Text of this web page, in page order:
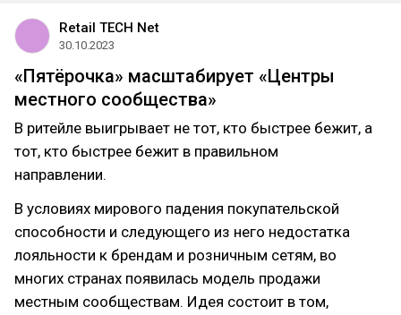
Retail TECH Net
30.10.2023
«Пятёрочка» масштабирует «Центры
местного сообщества»
В ритейле выигрывает не тот, кто быстрее бежит, а
тот, кто быстрее бежит в правильном
направлении.
В условиях мирового падения покупательской
способности и следующего из него недостатка
лояльности к брендам и розничным сетям, во
многих странах появилась модель продажи
местным сообществам. Идея состоит в том,